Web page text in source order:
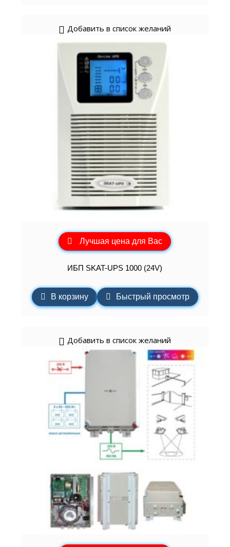
Добавить в список желаний
Лучшая цена для Вас
ИБП SKAT-UPS 1000 (24V)
В корзину Быстрый просмотр
Добавить в список желаний